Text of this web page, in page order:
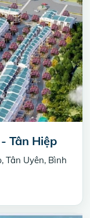
Tân Hiệp
Tân Uyên, Bình